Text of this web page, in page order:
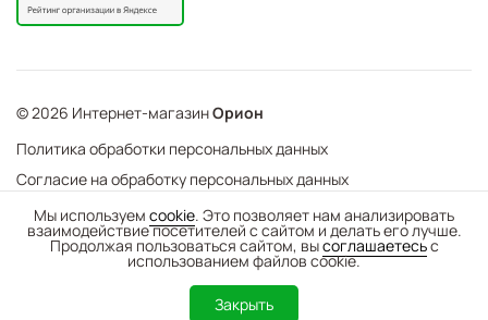
Мы используем cookie. Это позволяет нам анализировать
взаимодействие посетителей с сайтом и делать его лучше.
Продолжая пользоваться сайтом, высоглашаетесьс
использованием файлов cookie.
Закрыть
- + В корзину
© 2026 Интернет-магазинОрион
Политика обработки персональных данных
Согласие на обработку персональных данных
Web Механика
- создание интернет-магазинов